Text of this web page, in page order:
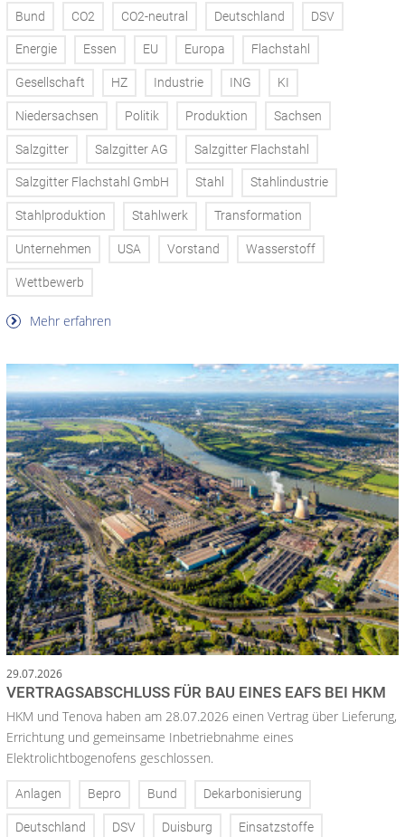
Bund CO2 CO2-neutral Deutschland DSV
Energie Essen EU Europa Flachstahl
Gesellschaft HZ Industrie ING KI
Niedersachsen Politik Produktion Sachsen
Salzgitter Salzgitter AG Salzgitter Flachstahl
Salzgitter Flachstahl GmbH Stahl Stahlindustrie
Stahlproduktion Stahlwerk Transformation
Unternehmen USA Vorstand Wasserstoff
Wettbewerb
Mehr erfahren
29.07.2026
VERTRAGSABSCHLUSS FÜR BAU EINES EAFS BEI HKM
HKM und Tenova haben am 28.07.2026 einen Vertrag über Lieferung,
Errichtung und gemeinsame Inbetriebnahme eines
Elektrolichtbogenofens geschlossen.
Anlagen Bepro Bund Dekarbonisierung
Deutschland DSV Duisburg Einsatzstoffe